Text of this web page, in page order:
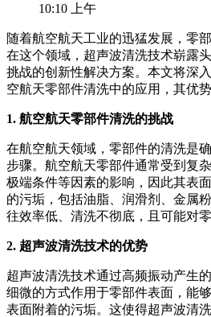
10:10 上午
随着航空航天工业的迅猛发展，零
在这个领域，超声波清洗技术崭露
挑战的创新性解决方案。本文将深
空航天零部件清洗中的应用，其优
1. 航空航天零部件清洗的挑战
在航空航天领域，零部件的清洗是
步骤。航空航天零部件通常受到复
极端条件等因素的影响，因此其表
的污垢，包括油脂、润滑剂、金属
往效率低、清洗不彻底，且可能对
2. 超声波清洗技术的优势
超声波清洗技术通过高频振动产生
细微的方式作用于零部件表面，能
表面附着的污垢。这使得超声波清